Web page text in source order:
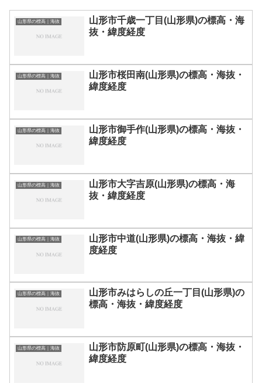
山形県の標高｜海抜
山形市千歳一丁目(山形県)の標高・海
抜・緯度経度
山形県の標高｜海抜
山形市桜田南(山形県)の標高・海抜・
緯度経度
山形県の標高｜海抜
山形市御手作(山形県)の標高・海抜・
緯度経度
山形県の標高｜海抜
山形市大字吉原(山形県)の標高・海
抜・緯度経度
山形県の標高｜海抜
山形市中道(山形県)の標高・海抜・緯
度経度
山形県の標高｜海抜
山形市みはらしの丘一丁目(山形県)の
標高・海抜・緯度経度
山形県の標高｜海抜
山形市防原町(山形県)の標高・海抜・
緯度経度